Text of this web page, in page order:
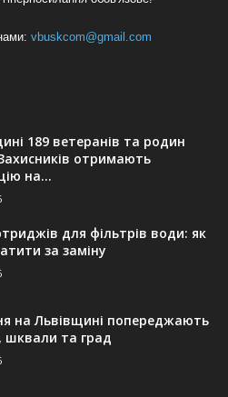
vbuskcom@gmail.com
189 ветеранів та родин
отримають
на...
для фільтрів води: як
за заміну
на Львівщині попереджають
шквали та град